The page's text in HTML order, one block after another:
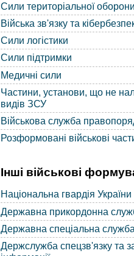
Сили територіальної оборони
Війська зв'язку та
Сили логістики
Сили підтримки
Медичні сили
Частини, установи, що не
видів ЗСУ
Військова служба
Розформовані військові
Інші військові
Національна гвардія України
Державна прикордонна
Державна спеціальна
Держслужба спецзв'язку та